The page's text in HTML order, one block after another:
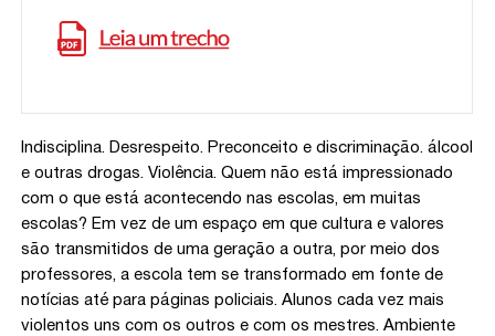
Indisciplina. Desrespeito. Preconceito e discriminação. álcool
e outras drogas. Violência. Quem não está impressionado
com o que está acontecendo nas escolas, em muitas
escolas? Em vez de um espaço em que cultura e valores
são transmitidos de uma geração a outra, por meio dos
professores, a escola tem se transformado em fonte de
notícias até para páginas policiais. Alunos cada vez mais
violentos uns com os outros e com os mestres. Ambiente